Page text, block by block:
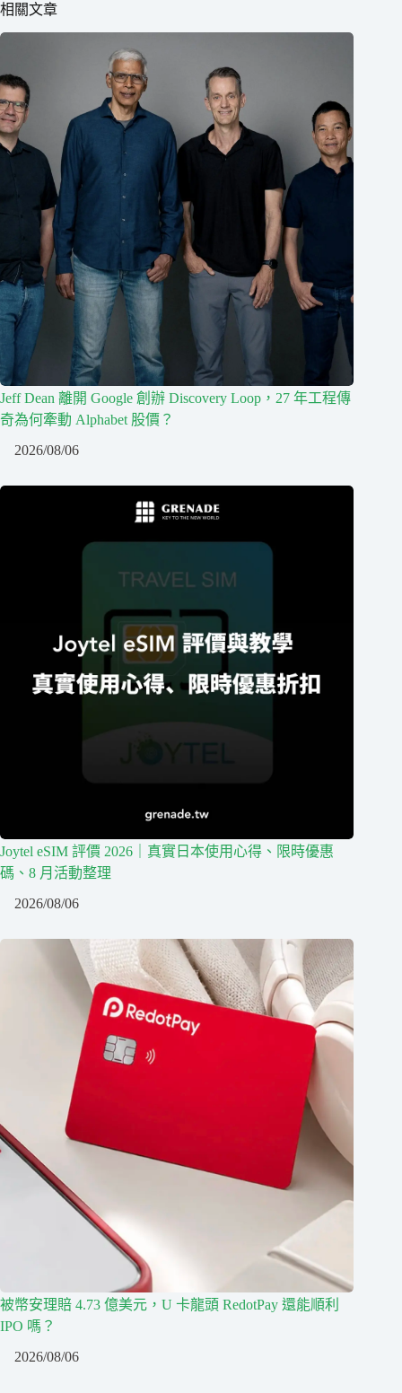
相關文章
Jeff Dean 離開 Google 創辦 Discovery Loop，27 年工程傳
奇為何牽動 Alphabet 股價？
2026/08/06
Joytel eSIM 評價 2026｜真實日本使用心得、限時優惠
碼、8 月活動整理
2026/08/06
被幣安理賠 4.73 億美元，U 卡龍頭 RedotPay 還能順利
IPO 嗎？
2026/08/06